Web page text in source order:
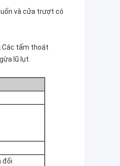
và cửa trượt có
tấm thoát
lũ lụt.
đổi